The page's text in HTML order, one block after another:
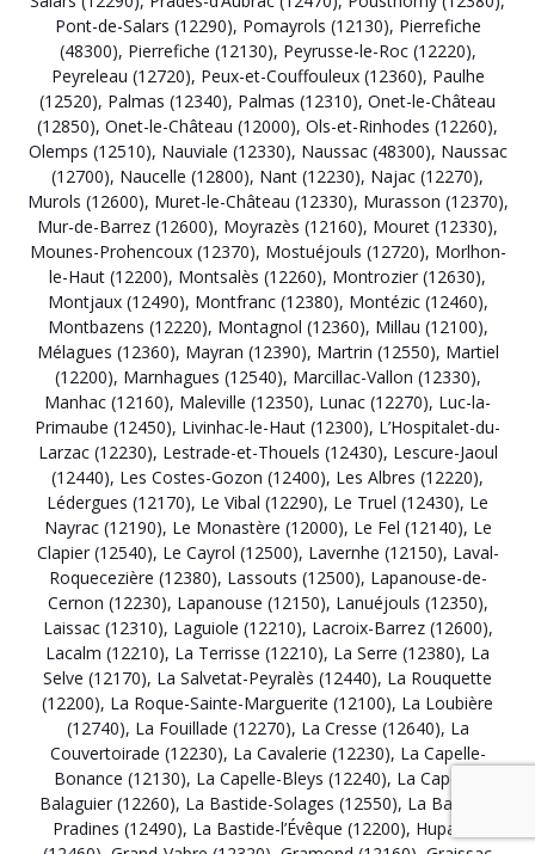
Pont-de-Salars (12290), Pomayrols (12130), Pierrefiche
(48300), Pierrefiche (12130), Peyrusse-le-Roc (12220),
Peyreleau (12720), Peux-et-Couffouleux (12360), Paulhe
(12520), Palmas (12340), Palmas (12310), Onet-le-Château
(12850), Onet-le-Château (12000), Ols-et-Rinhodes (12260),
Olemps (12510), Nauviale (12330), Naussac (48300), Naussac
(12700), Naucelle (12800), Nant (12230), Najac (12270),
Murols (12600), Muret-le-Château (12330), Murasson (12370),
Mur-de-Barrez (12600), Moyrazès (12160), Mouret (12330),
Mounes-Prohencoux (12370), Mostuéjouls (12720), Morlhon-
le-Haut (12200), Montsalès (12260), Montrozier (12630),
Montjaux (12490), Montfranc (12380), Montézic (12460),
Montbazens (12220), Montagnol (12360), Millau (12100),
Mélagues (12360), Mayran (12390), Martrin (12550), Martiel
(12200), Marnhagues (12540), Marcillac-Vallon (12330),
Manhac (12160), Maleville (12350), Lunac (12270), Luc-la-
Primaube (12450), Livinhac-le-Haut (12300), L’Hospitalet-du-
Larzac (12230), Lestrade-et-Thouels (12430), Lescure-Jaoul
(12440), Les Costes-Gozon (12400), Les Albres (12220),
Lédergues (12170), Le Vibal (12290), Le Truel (12430), Le
Nayrac (12190), Le Monastère (12000), Le Fel (12140), Le
Clapier (12540), Le Cayrol (12500), Lavernhe (12150), Laval-
Roquecezière (12380), Lassouts (12500), Lapanouse-de-
Cernon (12230), Lapanouse (12150), Lanuéjouls (12350),
Laissac (12310), Laguiole (12210), Lacroix-Barrez (12600),
Lacalm (12210), La Terrisse (12210), La Serre (12380), La
Selve (12170), La Salvetat-Peyralès (12440), La Rouquette
(12200), La Roque-Sainte-Marguerite (12100), La Loubière
(12740), La Fouillade (12270), La Cresse (12640), La
Couvertoirade (12230), La Cavalerie (12230), La Capelle-
Bonance (12130), La Capelle-Bleys (12240), La Capelle-
Balaguier (12260), La Bastide-Solages (12550), La Bastide-
Pradines (12490), La Bastide-l’Évêque (12200), Huparlac